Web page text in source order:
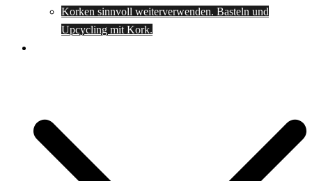
Korken sinnvoll weiterverwenden. Basteln und
Upcycling mit Kork.